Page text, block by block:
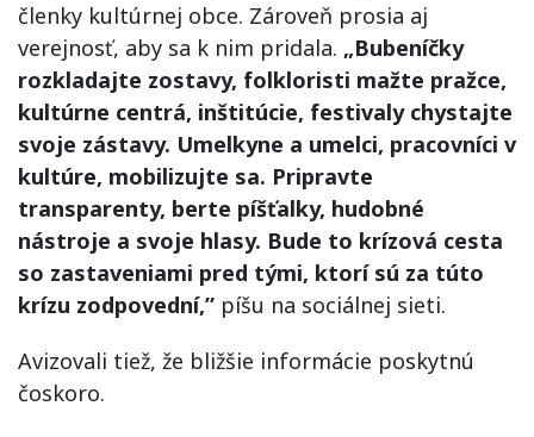
členky kultúrnej obce. Zároveň prosia aj
verejnosť, aby sa k nim pridala. „Bubeníčky
rozkladajte zostavy, folkloristi mažte pražce,
kultúrne centrá, inštitúcie, festivaly chystajte
svoje zástavy. Umelkyne a umelci, pracovníci v
kultúre, mobilizujte sa. Pripravte
transparenty, berte píšťalky, hudobné
nástroje a svoje hlasy. Bude to krízová cesta
so zastaveniami pred tými, ktorí sú za túto
krízu zodpovední,” píšu na sociálnej sieti.
Avizovali tiež, že bližšie informácie poskytnú
čoskoro.